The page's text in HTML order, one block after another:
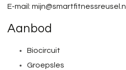
E-mail: mijn@smartfitnessreusel.nl
Aanbod
Biocircuit
Groepsles